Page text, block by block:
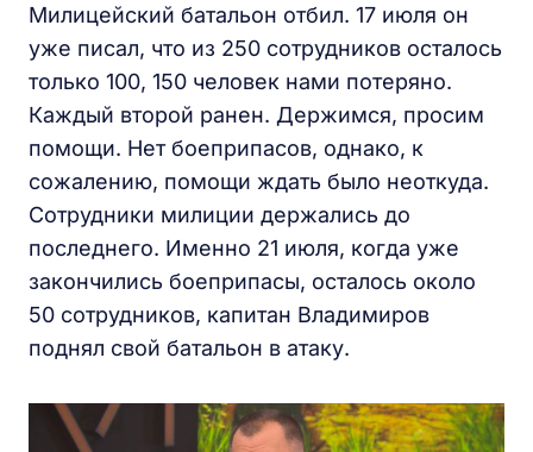
Милицейский батальон отбил. 17 июля он
уже писал, что из 250 сотрудников осталось
только 100, 150 человек нами потеряно.
Каждый второй ранен. Держимся, просим
помощи. Нет боеприпасов, однако, к
сожалению, помощи ждать было неоткуда.
Сотрудники милиции держались до
последнего. Именно 21 июля, когда уже
закончились боеприпасы, осталось около
50 сотрудников, капитан Владимиров
поднял свой батальон в атаку.